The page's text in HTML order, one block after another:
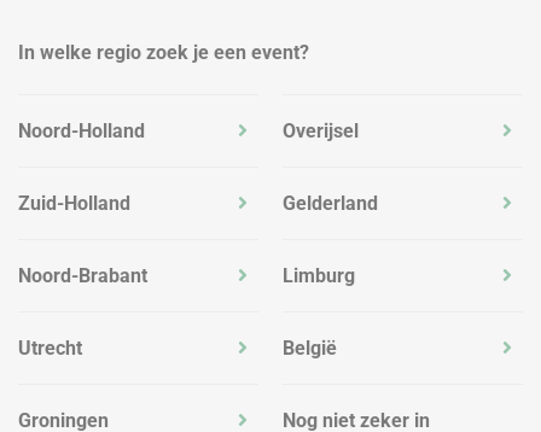
In welke regio zoek je een event?
Noord-Holland
Zuid-Holland
Noord-Brabant
Utrecht
Groningen
Overijsel
Gelderland
Limburg
België
Nog niet zeker in